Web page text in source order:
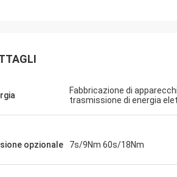
Gruppo Midea - Cina
Fabbricazione di
trasmissione di energia
opzionale 7s/9Nm 60s/18Nm